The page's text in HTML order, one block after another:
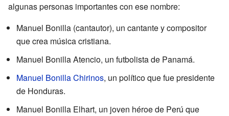
algunas personas importantes con ese nombre:
Manuel Bonilla (cantautor), un cantante y compositor
que crea música cristiana.
Manuel Bonilla Atencio, un futbolista de Panamá.
Manuel Bonilla Chirinos, un político que fue presidente
de Honduras.
Manuel Bonilla Elhart, un joven héroe de Perú que